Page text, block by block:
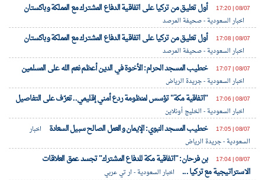
klyoum.com
08/07 | 17:20 أول تعليق من تركيا على اتفاقية الدفاع المشترك مع المملكة وباكستان
اخبار السعودية - صحيفة المرصد
08/07 | 17:08
أول تعليق من تركيا على اتفاقية الدفاع المشترك مع المملكة وباكستان
اخبار السعودية - صحيفة المرصد
08/07 | 17:07
خطيب المسجد الحرام: الأخوة في الدين أعظم نعم الله على المسلمين
اخبار السعودية - جريدة الرياض
08/07 | 17:06
"اتفاقية مكة" تؤسس لمنظومة ردع أمني إقليمي.. تعرّف على التفاصيل
اخبار السعودية - الخليج أونلاين
08/07 | 17:05
خطيب المسجد النبوي: الإيمان والعمل الصالح سبيل السعادة
اخبار
السعودية - جريدة الرياض
08/07 | 17:04
بن فرحان: "اتفاقية مكة للدفاع المشترك" تجسد عمق العلاقات
الاستراتيجية مع تركيا ...
اخبار السعودية - ار تي عربي